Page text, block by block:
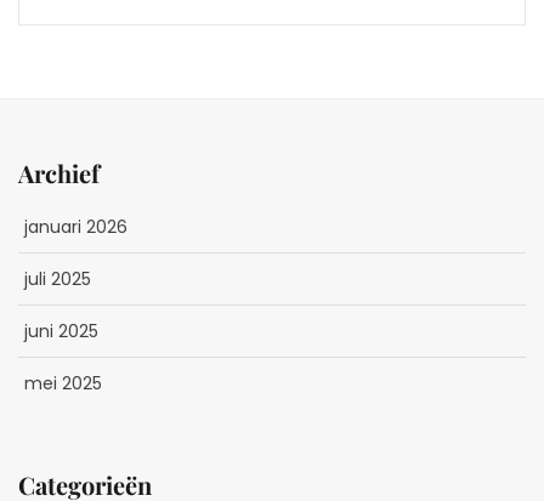
Archief
januari 2026
juli 2025
juni 2025
mei 2025
Categorieën